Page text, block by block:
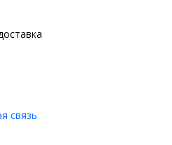
связь